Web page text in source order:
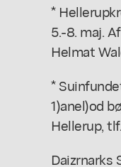
*
5.-8. maj.
Helmat
*
1)anel)od
Hellerup,
Daizrnarks